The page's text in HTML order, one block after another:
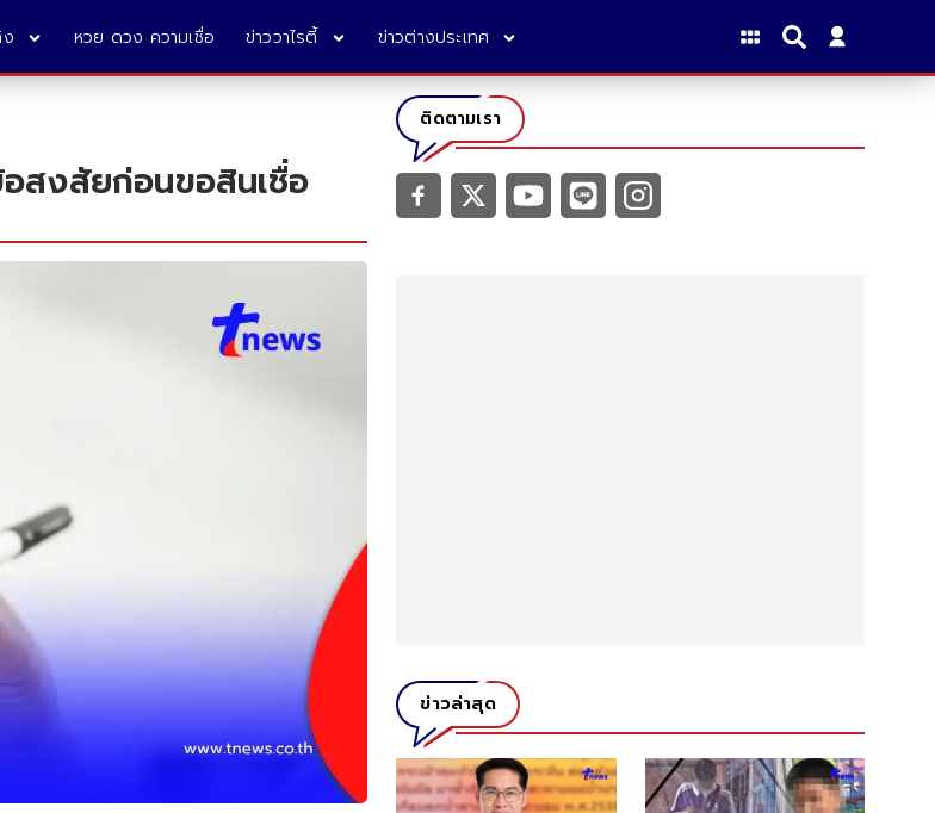
หวย ดวง ความเชื่อ ข่าววาไรตี้ ข่าวต่างประเทศ
สงสัยก่อนขอสินเชื่อ
ติดตามเรา
ข่าวล่าสุด